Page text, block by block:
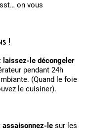
on vous
!
laissez-le décongeler
pendant 24h
(Quand le foie
le cuisiner).
assaisonnez-le sur les